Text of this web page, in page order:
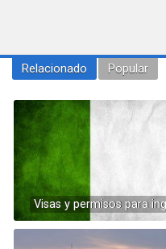
Relacionado Popular
Visas y permisos para